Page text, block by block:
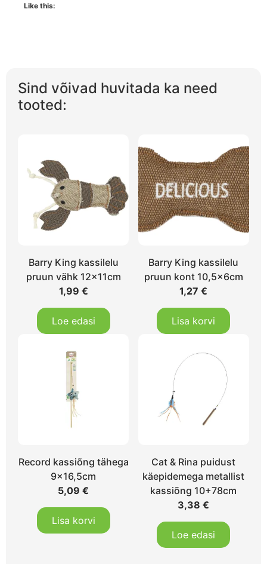
Like this:
Sind võivad huvitada ka need
tooted:
Barry King kassilelu
pruun vähk 12x11cm
1,99 €
Loe edasi
Barry King kassilelu
pruun kont 10,5x6cm
1,27€
Lisa korvi
Record kassiõng tähega
9×16,5cm
5,09€
Lisa korvi
Cat & Rina puidust
käepidemega metallist
kassiõng 10+78cm
3,38€
Loe edasi